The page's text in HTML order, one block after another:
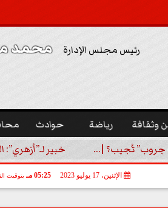
رئيس مجلس الإدارة محمد
وثقافة رياضة حوادث
جروب” تُجيب؟ |... خبير لـ”أزهري”:
الإثنين، 17 يوليو 2023 05:25 مـ بتوقيت